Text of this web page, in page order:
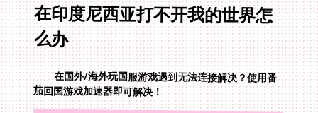
在印度尼西亚打不开我的世界怎
么办
在国外/海外玩国服游戏遇到无法连接解决？使用番
茄回国游戏加速器即可解决！